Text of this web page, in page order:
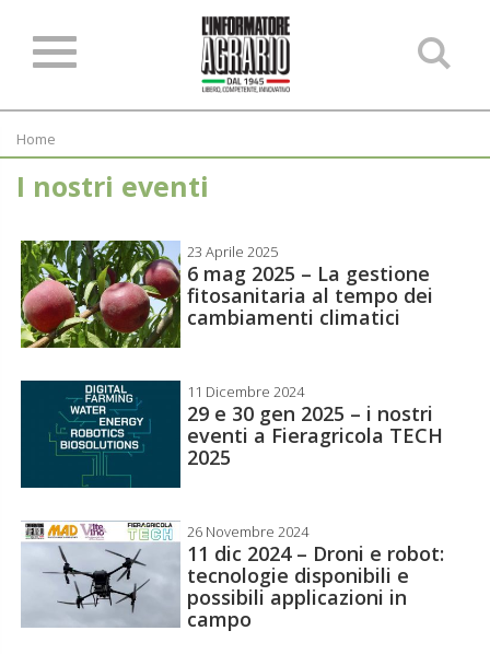
Home
I nostri eventi
23 Aprile 2025
6 mag 2025 – La gestione
fitosanitaria al tempo dei
cambiamenti climatici
11 Dicembre 2024
29 e 30 gen 2025 – i nostri
eventi a Fieragricola TECH
2025
26 Novembre 2024
11 dic 2024 – Droni e robot:
tecnologie disponibili e
possibili applicazioni in
campo